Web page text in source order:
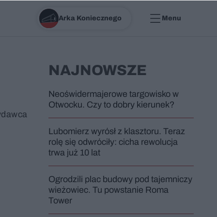
Arka Koniecznego Menu
NAJNOWSZE
Neoświdermajerowe targowisko w
Otwocku. Czy to dobry kierunek?
Lubomierz wyrósł z klasztoru. Teraz
rolę się odwróciły: cicha rewolucja
trwa już 10 lat
Ogrodzili plac budowy pod tajemniczy
wieżowiec. Tu powstanie Roma
Tower